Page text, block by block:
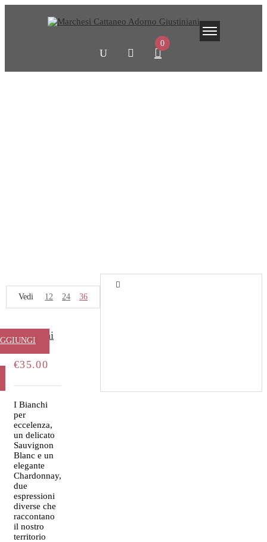
0
Vedi 12 24 36
I Bianchi
€35.00
AL
I Bianchi
per
eccelenza,
un delicato
Sauvignon
Blanc e un
elegante
Chardonnay,
due
espressioni
diverse che
raccontano
il nostro
territorio